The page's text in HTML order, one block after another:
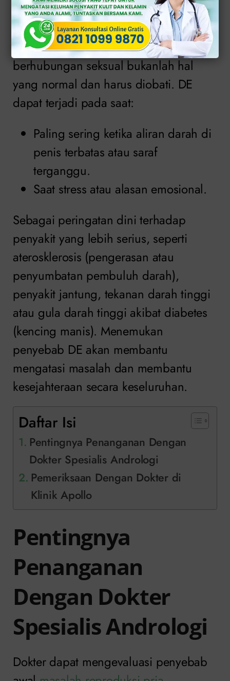
Meskipun tidak jarang pria mengalami
masalah ereksi dari waktu ke waktu, DE
yang terjadi secara rutin saat
berhubungan seksual bukanlah hal
yang normal dan harus diobati. DE
dapat terjadi pada saat:
Paling sering ketika aliran darah di
penis terbatas atau saraf
terganggu.
Saat stress atau alasan emosional.
Sebagai peringatan dini terhadap
penyakit yang lebih serius, seperti
aterosklerosis (pengerasan atau
penyumbatan pembuluh darah),
penyakit jantung, tekanan darah tinggi
atau gula darah tinggi akibat diabetes
(kencing manis). Menemukan
penyebab DE akan membantu
mengatasi masalah dan membantu
kesejahteraan secara keseluruhan.
Daftar Isi
Pentingnya Penanganan Dengan
Dokter Spesialis Andrologi
Pemeriksaan Dengan Dokter di
Klinik Apollo
Pentingnya
Penanganan
Dengan Dokter
Spesialis Andrologi
Dokter dapat mengevaluasi penyebab